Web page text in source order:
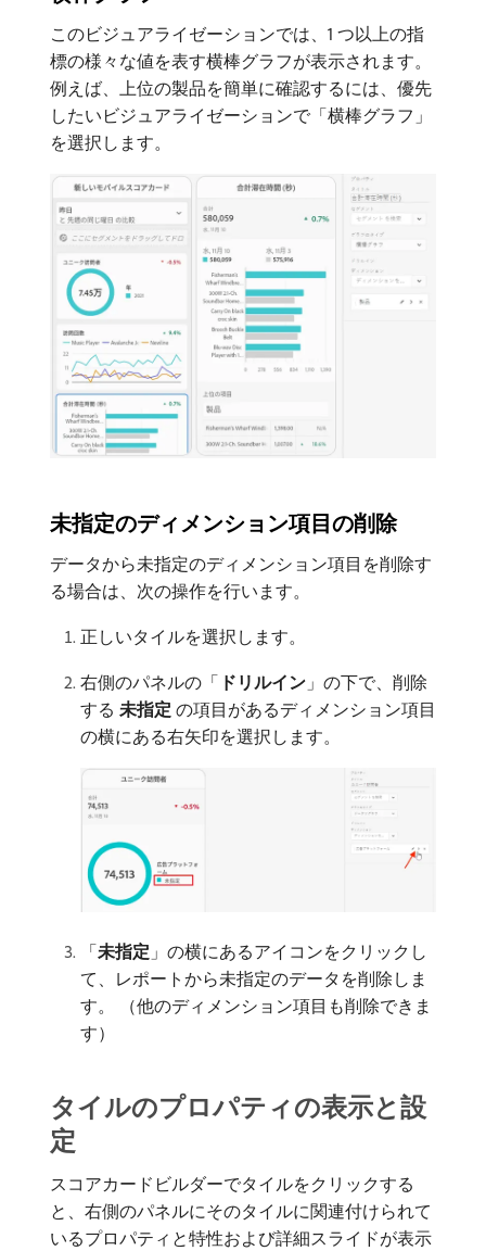
このビジュアライゼーションでは、1 つ以上の指
標の様々な値を表す横棒グラフが表示されます。
例えば、上位の製品を簡単に確認するには、優先
したいビジュアライゼーションで「横棒グラフ」
を選択します。
未指定のディメンション項目の削除
データから未指定のディメンション項目を削除す
る場合は、次の操作を行います。
正しいタイルを選択します。
右側のパネルの「 ドリルイン 」の下で、削除
する​ 未指定 ​の項目があるディメンション項目
の横にある右矢印を選択します。
「未指定 」の横にあるアイコンをクリックし
て、レポートから未指定のデータを削除しま
す。 （他のディメンション項目も削除できま
す）
タイルのプロパティの表示と設
定
スコアカードビルダーでタイルをクリックする
と、右側のパネルにそのタイルに関連付けられて
いるプロパティと特性および詳細スライドが表示